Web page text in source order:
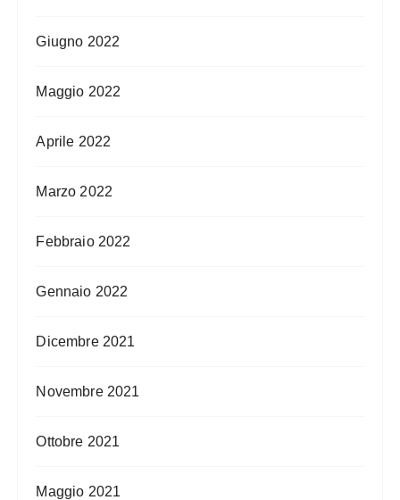
Giugno 2022
Maggio 2022
Aprile 2022
Marzo 2022
Febbraio 2022
Gennaio 2022
Dicembre 2021
Novembre 2021
Ottobre 2021
Maggio 2021